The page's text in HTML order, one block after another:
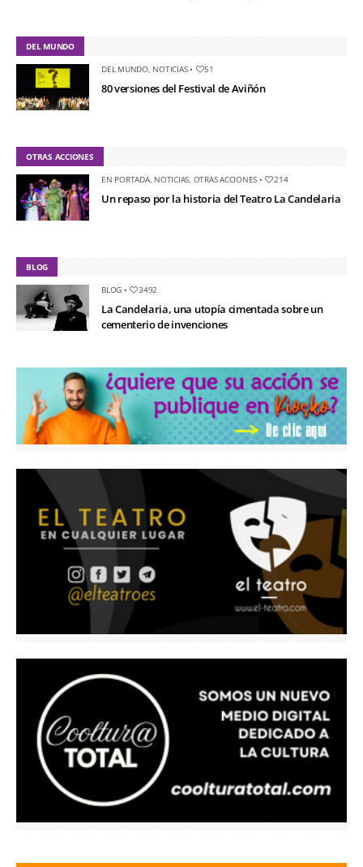
DEL MUNDO
DEL MUNDO, NOTICIAS• 51
80 versiones del Festival de Aviñón
OTRAS ACCIONES
EN PORTADA, NOTICIAS OTRAS ACCIONES • 214
Un repaso por la historia del Teatro La Candelaria
BLOG
BLOG • 3492
La Candelaria, una utopía cimentada sobre un
cementerio de invenciones